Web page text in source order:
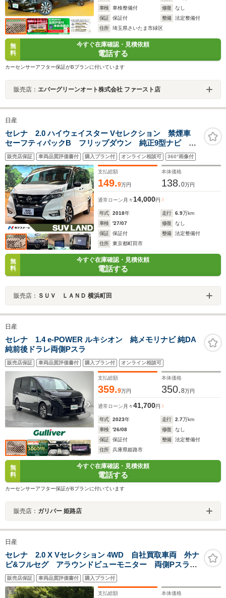
車検
車検整備付 修復
なし
保証
保証付 整備
法定整備付
住所
埼玉県さいたま市緑区
無
料
今すぐ在庫確認・見積依頼
電話する
カーセンサーアフター保証がBプランに付いています
販売店： エバーグリーンオート株式会社 ファースト店
日産
セレナ 2.0 ハイウェイスター Vセレクション 禁煙車
セーフティパックB フリップダウン 純正9型ナビ 全
周囲カメラ プロパイロット デジタルミラー 両側電
動ドア LEDヘッド クリアランスソナー 純正16イン
チアルミ ETC リアオートエアコン
販売店保証 車両品質評価書付 購入プラン付 オンライン相談可 360°画像付
支払総額
149.9万円
本体価格
138.0万円
通常ローン 月々14,000円
年式 2018年 走行 6.9万km
車検
'27/07 修復
なし
保証
保証付 整備
法定整備付
住所
東京都町田市
無
料
今すぐ在庫確認・見積依頼
電話する
販売店： ＳＵＶ ＬＡＮＤ 横浜町田
日産
セレナ 1.4 e-POWER ルキシオン 純メモリナビ 純DA
純前後ドラレ両側Pスラ
販売店保証 車両品質評価書付 購入プラン付 オンライン相談可
支払総額
359.9万円
本体価格
350.8万円
通常ローン 月々41,700円
年式 2023年 走行 2.7万km
車検
'26/08 修復
なし
保証
保証付 整備
法定整備付
住所
兵庫県姫路市
無
料
今すぐ在庫確認・見積依頼
電話する
カーセンサーアフター保証がBプランに付いています
販売店： ガリバー 姫路店
日産
セレナ 2.0 X Vセレクション 4WD 自社買取車両 外ナ
ビ&フルセグ アラウンドビューモニター 両側Pスライ
ドドア プロパイロット スマートキー・Pスタートシス
テム 夏冬タイヤ付
販売店保証 車両品質評価書付 購入プラン付
支払総額 本体価格